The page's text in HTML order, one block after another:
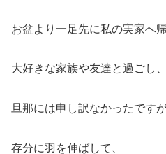
お盆より一足先に私の実家へ
大好きな家族や友達と過ごし、
旦那には申し訳なかったですが
存分に羽を伸ばして、